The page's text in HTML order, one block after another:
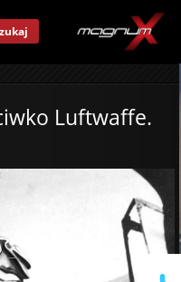
Luftwaffe.